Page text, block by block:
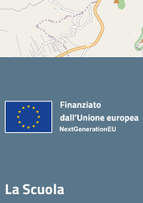
La Scuola